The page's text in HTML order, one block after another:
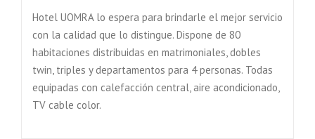
Hotel UOMRA lo espera para brindarle el mejor servicio
con la calidad que lo distingue. Dispone de 80
habitaciones distribuidas en matrimoniales, dobles
twin, triples y departamentos para 4 personas. Todas
equipadas con calefacción central, aire acondicionado,
TV cable color.